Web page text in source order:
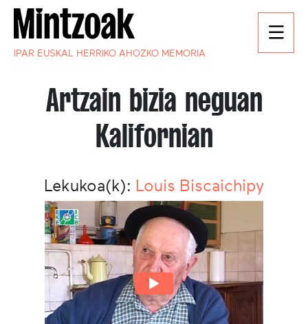
IPAR EUSKAL HERRIKO AHOZKO MEMORIA
Artzain bizia neguan
Kalifornian
Lekukoa(k): Louis Biscaichipy